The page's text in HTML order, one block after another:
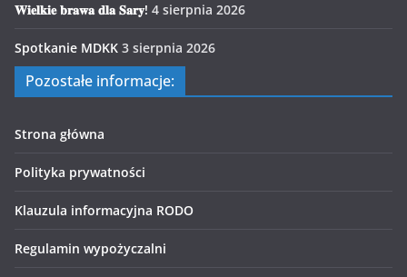
𝐖𝐢𝐞𝐥𝐤𝐢𝐞 𝐛𝐫𝐚𝐰𝐚 𝐝𝐥𝐚 𝐒𝐚𝐫𝐲! 4 sierpnia 2026
Spotkanie MDKK 3 sierpnia 2026
Pozostałe informacje:
Strona główna
Polityka prywatności
Klauzula informacyjna RODO
Regulamin wypożyczalni